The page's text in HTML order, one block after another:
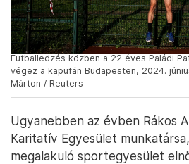
Futballedzés közben a 22 éves Paládi
végez a kapufán Budapesten, 2024.
Márton / Reuters
Ugyanebben az évben Rákos
Karitatív Egyesület
megalakuló sportegyesület